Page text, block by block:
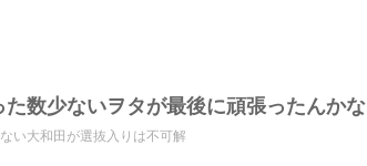
数少ないヲタが最後に頑張ったんかな
い大和田が選抜入りは不可解